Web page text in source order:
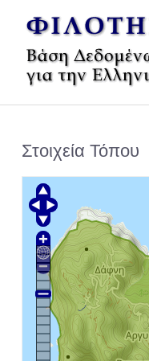
Στοιχεία Τόπου